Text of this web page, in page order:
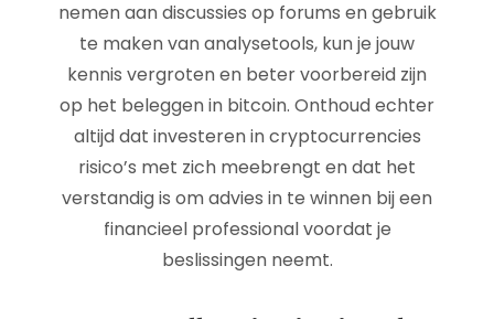
nemen aan discussies op forums en gebruik
te maken van analysetools, kun je jouw
kennis vergroten en beter voorbereid zijn
op het beleggen in bitcoin. Onthoud echter
altijd dat investeren in cryptocurrencies
risico’s met zich meebrengt en dat het
verstandig is om advies in te winnen bij een
financieel professional voordat je
beslissingen neemt.